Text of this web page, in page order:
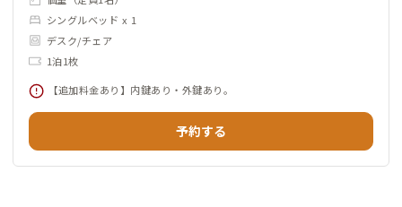
シングルベッド x 1
デスク/チェア
1泊1枚
【追加料金あり】内鍵あり・外鍵あり。
予約する